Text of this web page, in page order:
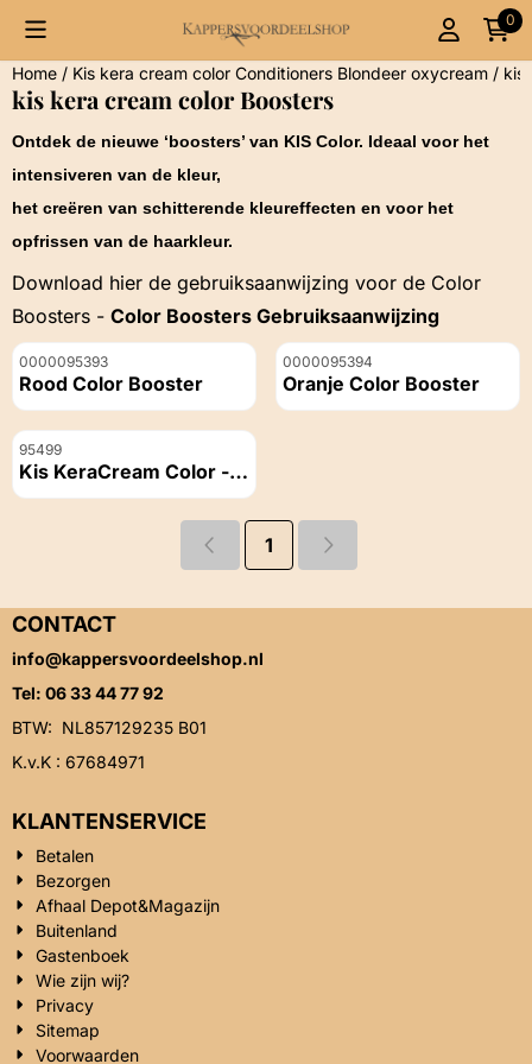
0
Home / Kis kera cream color Conditioners Blondeer oxycream / kis
kis kera cream color Boosters
Ontdek de nieuwe ‘boosters’ van KIS Color. Ideaal voor het
intensiveren van de kleur,
het creëren van schitterende kleureffecten en voor het
opfrissen van de haarkleur.
Download hier de gebruiksaanwijzing voor de Color
Boosters - Color Boosters Gebruiksaanwijzing
Artikelnummer
0000095393
Rood Color Booster
Prijs niet zichtbaar
Artikelnummer
0000095394
Oranje Color Booster
Prijs niet zichtbaar
Artikelnummer
95499
Kis KeraCream Color -
Violet 100 ML
Prijs niet zichtbaar
1
CONTACT
info@kappersvoordeelshop.nl
Tel: 06 33 44 77 92
BTW: NL857129235 B01
K.v.K : 67684971
KLANTENSERVICE
Betalen
Bezorgen
Afhaal Depot&Magazijn
Buitenland
Gastenboek
Wie zijn wij?
Privacy
Sitemap
Voorwaarden